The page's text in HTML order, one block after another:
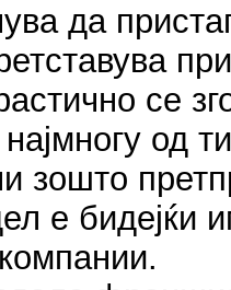
да
се
од
зошто
е бидејќи